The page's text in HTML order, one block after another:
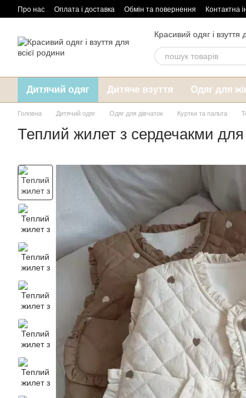
Перейти до основного контенту
Про нас Оплата і доставка Обмін та повернення Контактна
Красивий одяг і взуття
Дитячий одяг Дитяче взуття Одяг для
Головна Дитячий одяг Одяг для дівчаток Куртки та пальта
Теплий жилет з сердечакми